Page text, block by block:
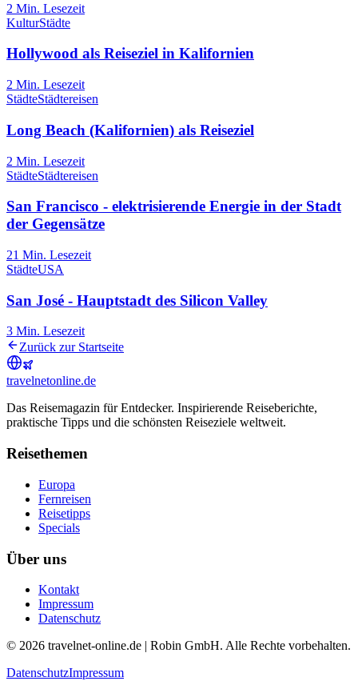
2 Min. Lesezeit
KulturStädte
Hollywood als Reiseziel in Kalifornien
2 Min. Lesezeit
StädteStädtereisen
Long Beach (Kalifornien) als Reiseziel
2 Min. Lesezeit
StädteStädtereisen
San Francisco - elektrisierende Energie in der Stadt
der Gegensätze
21 Min. Lesezeit
StädteUSA
San José - Hauptstadt des Silicon Valley
3 Min. Lesezeit
Zurück zur Startseite
travelnetonline.de
Das Reisemagazin für Entdecker. Inspirierende Reiseberichte,
praktische Tipps und die schönsten Reiseziele weltweit.
Reisethemen
Europa
Fernreisen
Reisetipps
Specials
Über uns
Kontakt
Impressum
Datenschutz
© 2026 travelnet-online.de | Robin GmbH. Alle Rechte vorbehalten.
DatenschutzImpressum